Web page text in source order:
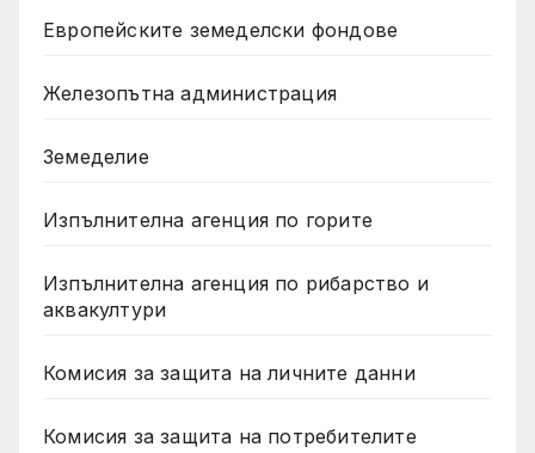
Европейските земеделски фондове
Железопътна администрация
Земеделие
Изпълнителна агенция по горите
Изпълнителна агенция по рибарство и
аквакултури
Комисия за защита на личните данни
Комисия за защита на потребителите